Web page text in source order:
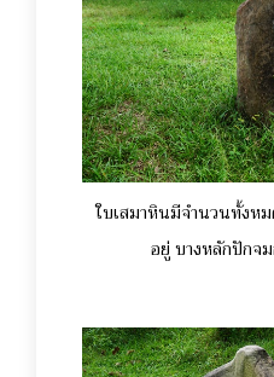
ใบเสมาหินมีจำนวนทั้งหม
อยู่ บางหลักปักจ